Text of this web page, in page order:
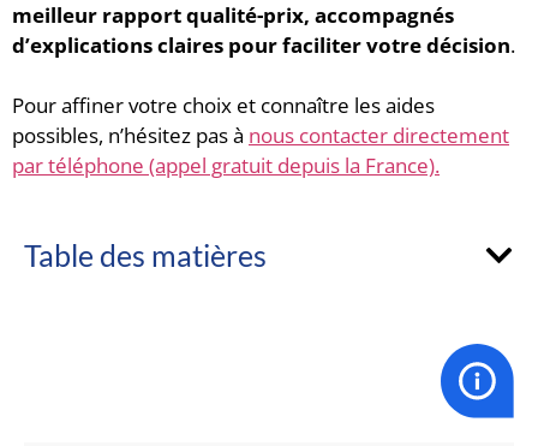
meilleur rapport qualité-prix, accompagnés
d’explications claires pour faciliter votre décision.
Pour affiner votre choix et connaître les aides
possibles, n’hésitez pas à nous contacter directement
par téléphone (appel gratuit depuis la France).
Table des matières